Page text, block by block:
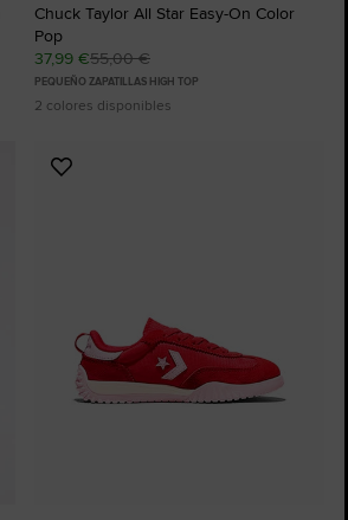
Chuck Taylor All Star Easy-On Color
Pop
37,99 €55,00 €
PEQUEÑO ZAPATILLAS HIGH TOP
2 colores disponibles
Añadir